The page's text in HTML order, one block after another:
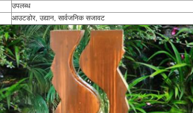
उपलब्ध
आउटडोर, उद्यान, सार्वजनिक सजावट